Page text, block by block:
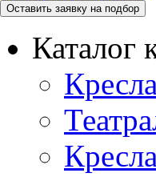
Каталог